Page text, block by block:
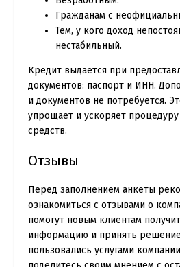
Гражданам с
Тем, у кого доход
нестабильный.
Кредит выдается при
документов: паспорт и ИНН.
и документов не потребуется.
упрощает и ускоряет
средств.
Отзывы
Перед заполнением анкеты
ознакомиться с отзывами о
помогут новым клиентам
информацию и принять
пользовались услугами